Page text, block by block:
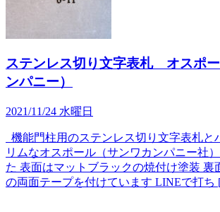
ステンレス切り文字表札 オスポ
ンパニー）
2021/11/24 水曜日
機能門柱用のステンレス切り文字表札と
リムなオスポール（サンワカンパニー社
た 表面はマットブラックの焼付け塗装 裏
の両面テープを付けています LINEで打